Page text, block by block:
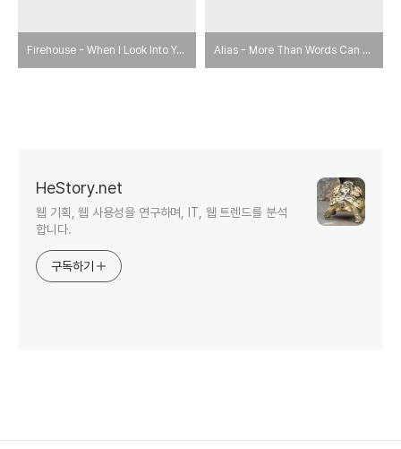
Firehouse - When I Look Into Your Eyes Alias - More Than Words Can Say
HeStory.net
웹 기획, 웹 사용성을 연구하며, IT, 웹 트렌드를 분석
합니다.
구독하기